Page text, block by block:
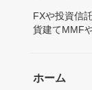
FXや投資信
貨建てMMF
ホーム